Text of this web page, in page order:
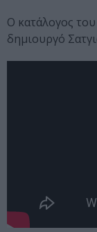
Ο κατάλογος
δημιουργό